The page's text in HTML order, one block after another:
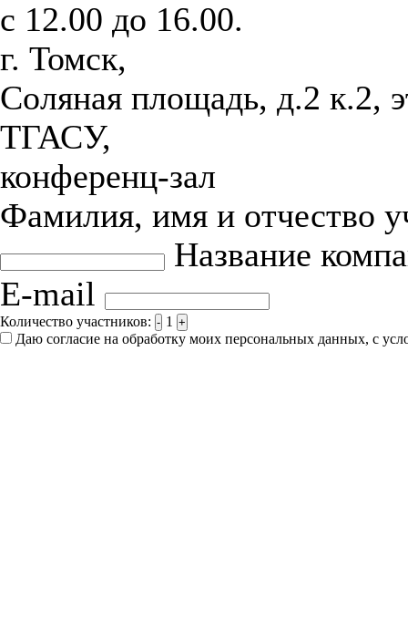
с 12.00 до 16.00.
г. Томск,
Соляная площадь, д.2 к.2,
ТГАСУ,
конференц-зал
Фамилия, имя и отчество
Название
E-mail
Количество участников: - 1 +
Даю согласие на обработку моих персональных данных, с